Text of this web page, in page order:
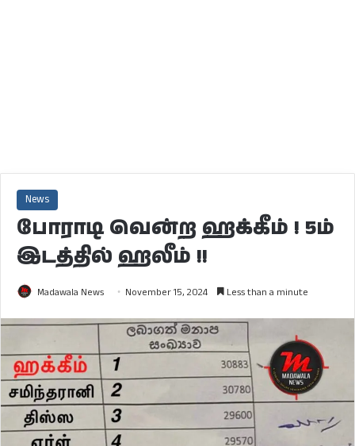
News
போராடி வென்ற ஹக்கீம் ! 5ம்
இடத்தில் ஹலீம் !!
Madawala News November 15, 2024 Less than a minute